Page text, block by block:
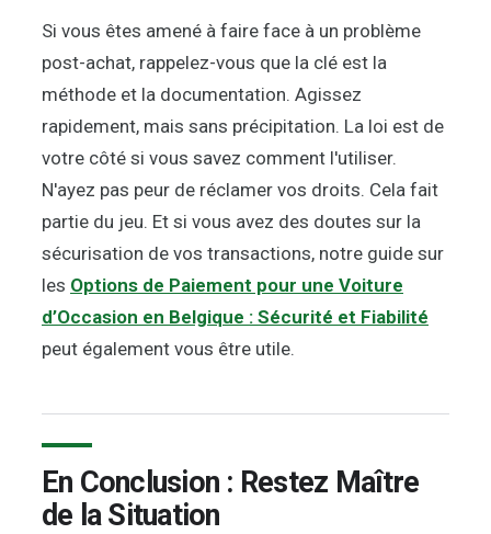
Si vous êtes amené à faire face à un problème
post-achat, rappelez-vous que la clé est la
méthode et la documentation. Agissez
rapidement, mais sans précipitation. La loi est de
votre côté si vous savez comment l'utiliser.
N'ayez pas peur de réclamer vos droits. Cela fait
partie du jeu. Et si vous avez des doutes sur la
sécurisation de vos transactions, notre guide sur
les Options de Paiement pour une Voiture
d’Occasion en Belgique : Sécurité et Fiabilité
peut également vous être utile.
En Conclusion : Restez Maître
de la Situation